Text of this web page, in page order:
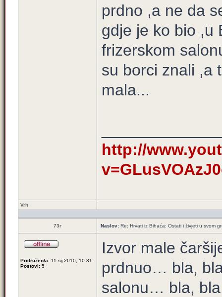
prdno ,a ne da
gdje je ko bio ,u
frizerskom
su borci znali ,a
mala...
http://
Vrh
73r Naslov: Re: Hrvati iz Bihaća: Ostati i živjeti u svom
Pridružen/a: 11 sij 2010, 10:31
Postovi: 5
Izvor male
prdnuo… bla,
salonu… bla,